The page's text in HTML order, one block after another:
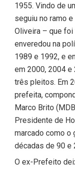
1955. Vindo de
seguiu no ramo
Oliveira – que
enveredou na
1989 e 1992, e
em 2000, 2004 e
três pleitos. Em
prefeita,
Marco Brito
Presidente de
marcado como o
décadas de 90 e
O ex-Prefeito